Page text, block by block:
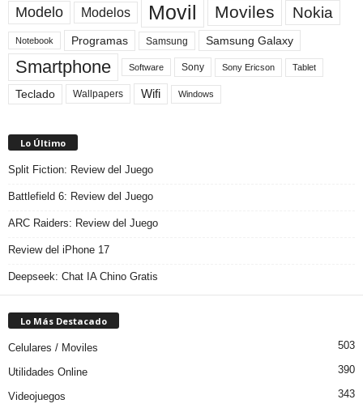
Modelo Modelos Movil Moviles Nokia
Notebook Programas Samsung Samsung Galaxy
Smartphone Software Sony Sony Ericson Tablet
Teclado Wallpapers Wifi Windows
Lo Último
Split Fiction: Review del Juego
Battlefield 6: Review del Juego
ARC Raiders: Review del Juego
Review del iPhone 17
Deepseek: Chat IA Chino Gratis
Lo Más Destacado
Celulares / Moviles 503
Utilidades Online 390
Videojuegos 343